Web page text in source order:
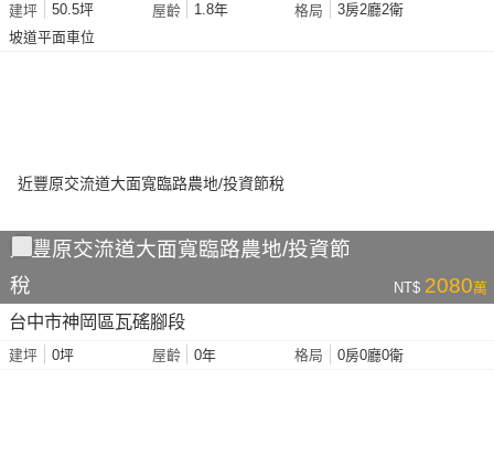
建坪 50.5坪 屋齡 1.8年 格局
3房2廳2衛
坡道平面車位
近豐原交流道大面寬臨路農地/投資節
稅
NT$ 2080萬
台中市神岡區瓦磘腳段
建坪 0坪 屋齡 0年 格局 0房0廳0衛